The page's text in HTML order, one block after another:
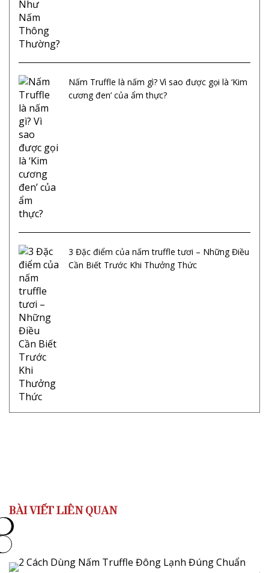
Nấm Truffle là nấm gì? Vì sao được gọi là ‘Kim
cương đen’ của ẩm thực?
3 Đặc điểm của nấm truffle tươi – Những Điều
Cần Biết Trước Khi Thưởng Thức
BÀI VIẾT LIÊN QUAN